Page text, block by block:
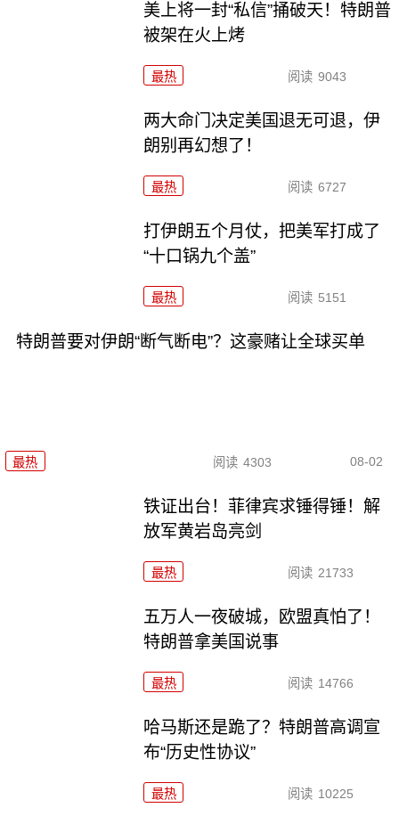
美上将一封“私信”捅破天！特朗普
被架在火上烤
最热 阅读 9043
两大命门决定美国退无可退，伊
朗别再幻想了！
最热 阅读 6727
打伊朗五个月仗，把美军打成了
“十口锅九个盖”
最热 阅读 5151
特朗普要对伊朗“断气断电”？这豪赌让全球买单
最热 阅读 4303 08-02
铁证出台！菲律宾求锤得锤！解
放军黄岩岛亮剑
最热 阅读 21733
五万人一夜破城，欧盟真怕了！
特朗普拿美国说事
最热 阅读 14766
哈马斯还是跪了？特朗普高调宣
布“历史性协议”
最热 阅读 10225